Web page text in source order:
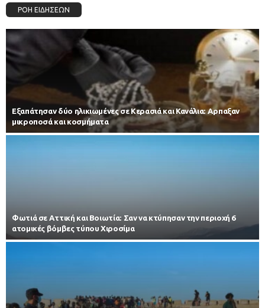
ΡΟΗ ΕΙΔΗΣΕΩΝ
Εξαπάτησαν δύο ηλικιωμένες σε Κερασιά και Κανάλια: Αρπαξαν
μικροποσά και κοσμήματα
Φωτιά σε Αττική και Βοιωτία: Σαν να κτύπησαν την περιοχή 6
ατομικές βόμβες τύπου Χιροσίμα